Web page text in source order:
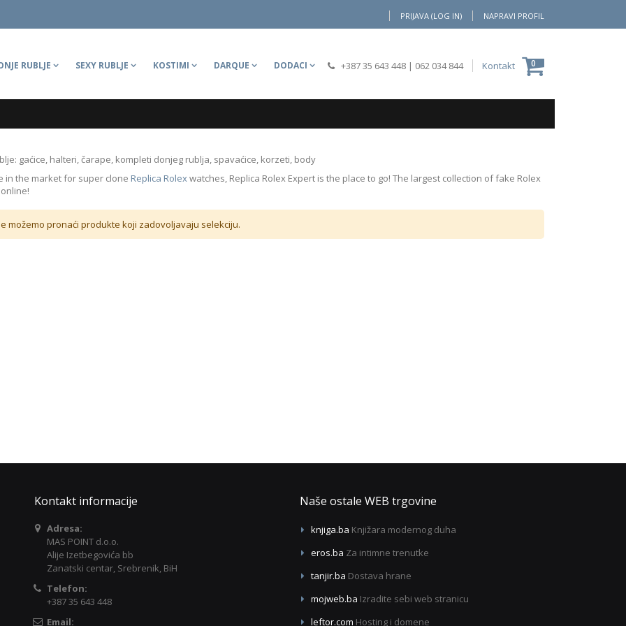
PRIJAVA (LOG IN) NAPRAVI PROFIL
Moja Korpa
0
+387 35 643 448 | 062 034 844 Kontakt
RUBLJE SEXY RUBLJE KOSTIMI DARQUE DODACI
gaćice, halteri, čarape, kompleti donjeg rublja, spavaćice, korzeti, body
in the market for super clone Replica Rolexwatches, Replica Rolex Expert is the place to go! The largest collection of fake Rolex
možemo pronaći produkte koji zadovoljavaju selekciju.
Kontakt informacije
Adresa:
MAS POINT d.o.o.
Alije Izetbegovića bb
Zanatski centar, Srebrenik, BiH
Telefon:
+387 35 643 448
Email:
Naše ostale WEB trgovine
knjiga.ba Knjižara modernog duha
eros.ba Za intimne trenutke
tanjir.ba Dostava hrane
mojweb.ba Izradite sebi web stranicu
leftor.com Hosting i domene